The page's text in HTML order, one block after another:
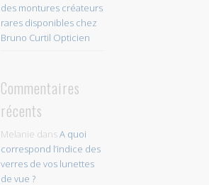
des montures créateurs
rares disponibles chez
Bruno Curtil Opticien
Commentaires
récents
Melanie dansA quoi
correspond l’indice des
verres de vos lunettes
de vue ?